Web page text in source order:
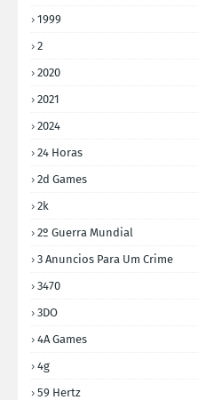
1999
2
2020
2021
2024
24 Horas
2d Games
2k
2º Guerra Mundial
3 Anuncios Para Um Crime
3470
3DO
4A Games
4g
59 Hertz